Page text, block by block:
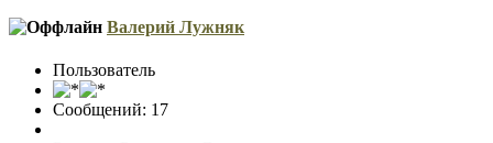
Валерий Лужняк
Пользователь
Сообщений: 17